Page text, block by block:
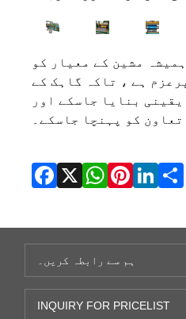
مشین کے معیار کو
ہے ، تاکہ گاہک کے
بنایا جاسکے اور
کو پہنچا جاسکے۔
ہم سے رابطہ کریں۔
INQUIRY FOR PRICELIST